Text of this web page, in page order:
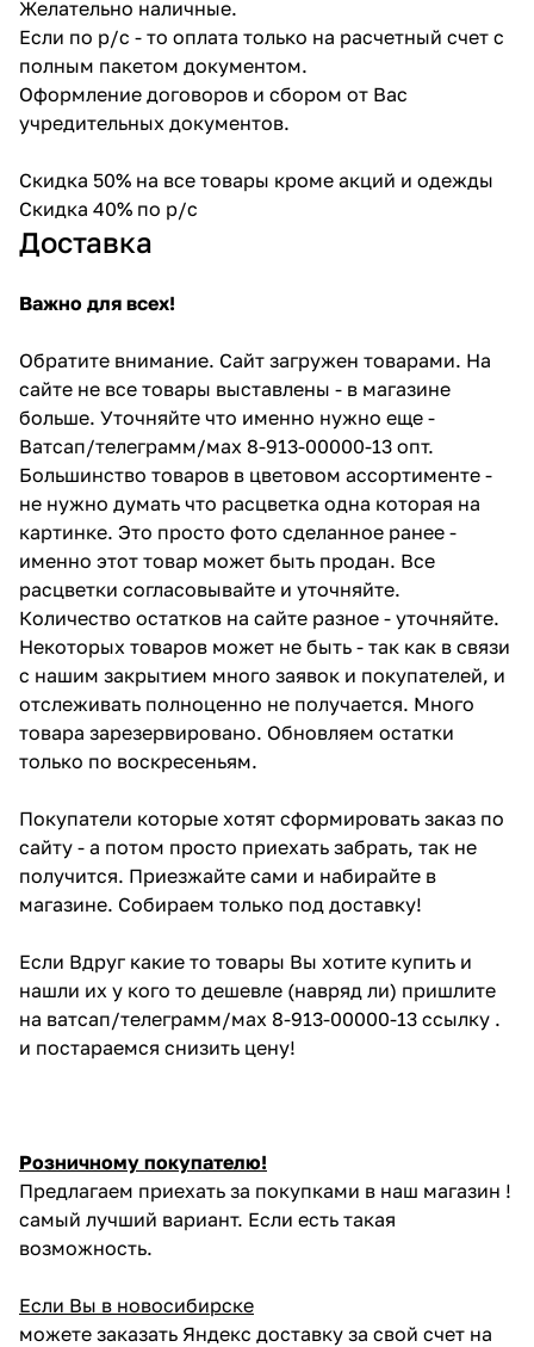
Желательно наличные.
Если по р/с - то оплата только на расчетный счет с
полным пакетом документом.
Оформление договоров и сбором от Вас
учредительных документов.
Скидка 50% на все товары кроме акций и одежды
Скидка 40% по р/с
Доставка
Важно для всех!
Обратите внимание. Сайт загружен товарами. На
сайте не все товары выставлены - в магазине
больше. Уточняйте что именно нужно еще -
Ватсап/телеграмм/мах 8-913-00000-13 опт.
Большинство товаров в цветовом ассортименте -
не нужно думать что расцветка одна которая на
картинке. Это просто фото сделанное ранее -
именно этот товар может быть продан. Все
расцветки согласовывайте и уточняйте.
Количество остатков на сайте разное - уточняйте.
Некоторых товаров может не быть - так как в связи
с нашим закрытием много заявок и покупателей, и
отслеживать полноценно не получается. Много
товара зарезервировано. Обновляем остатки
только по воскресеньям.
Покупатели которые хотят сформировать заказ по
сайту - а потом просто приехать забрать, так не
получится. Приезжайте сами и набирайте в
магазине. Собираем только под доставку!
Если Вдруг какие то товары Вы хотите купить и
нашли их у кого то дешевле (навряд ли) пришлите
на ватсап/телеграмм/мах 8-913-00000-13 ссылку .
и постараемся снизить цену!
Розничному покупателю!
Предлагаем приехать за покупками в наш магазин !
самый лучший вариант. Если есть такая
возможность.
Если Вы в новосибирске
можете заказать Яндекс доставку за свой счет на